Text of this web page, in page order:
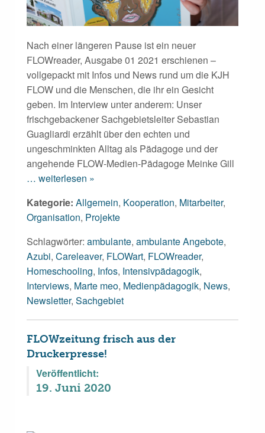
Nach einer längeren Pause ist ein neuer
FLOWreader, Ausgabe 01 2021 erschienen –
vollgepackt mit Infos und News rund um die KJH
FLOW und die Menschen, die ihr ein Gesicht
geben. Im Interview unter anderem: Unser
frischgebackener Sachgebietsleiter Sebastian
Guagliardi erzählt über den echten und
ungeschminkten Alltag als Pädagoge und der
angehende FLOW-Medien-Pädagoge Meinke Gill
… weiterlesen »
Kategorie: Allgemein, Kooperation, Mitarbeiter,
Organisation, Projekte
Schlagwörter: ambulante, ambulante Angebote,
Azubi, Careleaver, FLOWart, FLOWreader,
Homeschooling, Infos, Intensivpädagogik,
Interviews, Marte meo, Medienpädagogik, News,
Newsletter, Sachgebiet
FLOWzeitung frisch aus der
Druckerpresse!
Veröffentlicht:
19. Juni 2020